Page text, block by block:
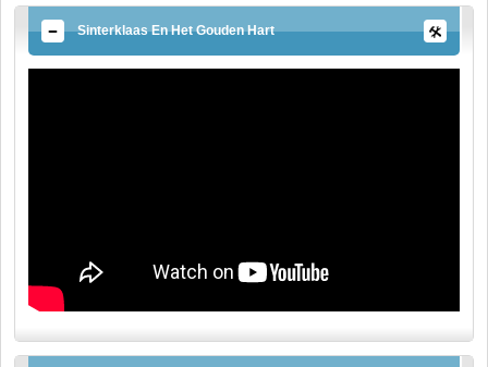
Sinterklaas En Het Gouden Hart